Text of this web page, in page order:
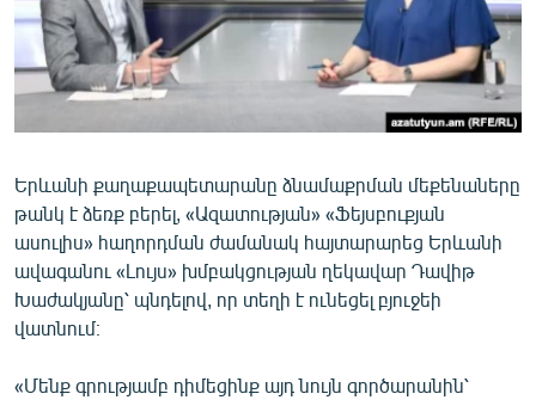
ՍՊՈՐՏ
ՄԵԿՆԱԲԱՆՈՒԹՅՈՒՆ
ՏՏ ԵՒ ԻՆՏԵՐՆԵՏ
ԱՐԽԻՎ
ՏԵՍԱՆՅՈՒԹԵՐ
ԲԱՆԱՎԵՃ
ՁԳՏԵԼՈՎ ԼԱՎԱԳՈՒՅՆԻՆ
Երևանի քաղաքապետարանը ձնամաքրման մեքենաները
թանկ է ձեռք բերել, «Ազատության» «Ֆեյսբուքյան
ասուլիս» հաղորդման ժամանակ հայտարարեց Երևանի
ավագանու «Լույս» խմբակցության ղեկավար Դավիթ
Խաժակյանը՝ պնդելով, որ տեղի է ունեցել բյուջեի
վատնում։
«Մենք գրությամբ դիմեցինք այդ նույն գործարանին՝